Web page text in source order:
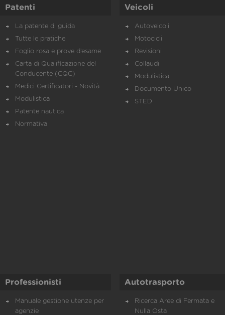
Patenti
La patente di guida
Tutte le pratiche
Foglio rosa e prove d’esame
Carta di Qualificazione del
Conducente (CQC)
Medici Certificatori - Novità
Modulistica
Patente nautica
Normativa
Veicoli
Autoveicoli
Motocicli
Revisioni
Collaudi
Modulistica
Documento Unico
STED
Professionisti
Manuale gestione utenze per
agenzie
Autotrasporto
Ricerca Aree di Fermata e
Nulla Osta